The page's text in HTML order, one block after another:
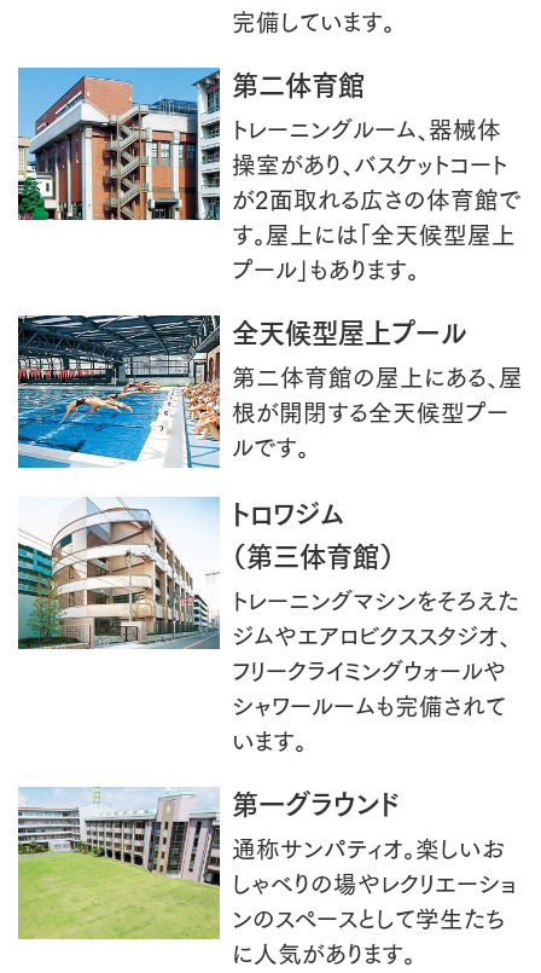
完備しています。
第二体育館
トレーニングルーム、器械体
操室があり、バスケットコート
が2面取れる広さの体育館で
す。屋上には「全天候型屋上
プール」もあります。
全天候型屋上プール
第二体育館の屋上にある、屋
根が開閉する全天候型プー
ルです。
トロワジム
（第三体育館）
トレーニングマシンをそろえた
ジムやエアロビクススタジオ、
フリークライミングウォールや
シャワールームも完備されて
います。
第一グラウンド
通称サンパティオ。楽しいお
しゃべりの場やレクリエーショ
ンのスペースとして学生たち
に人気があります。